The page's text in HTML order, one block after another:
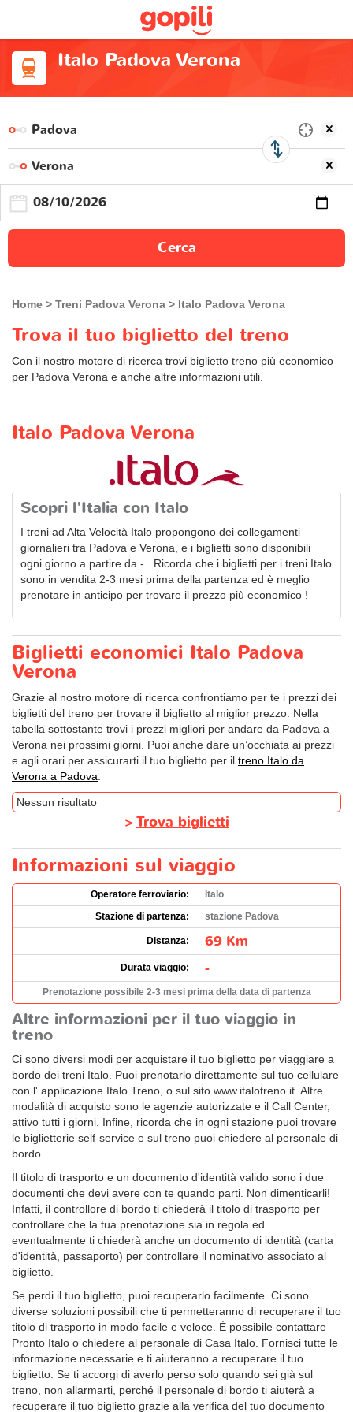
Italo Padova Verona
Cerca
Home Treni Padova Verona Italo Padova Verona
Trova il tuo biglietto del treno
Con il nostro motore di ricerca trovi biglietto treno più economico
per Padova Verona e anche altre informazioni utili.
Italo Padova Verona
Scopri l'Italia con Italo
I treni ad Alta Velocità Italo propongono dei collegamenti
giornalieri tra Padova e Verona, e i biglietti sono disponibili
ogni giorno a partire da - . Ricorda che i biglietti per i treni Italo
sono in vendita 2-3 mesi prima della partenza ed è meglio
prenotare in anticipo per trovare il prezzo più economico !
Biglietti economici Italo Padova
Verona
Grazie al nostro motore di ricerca confrontiamo per te i prezzi dei
biglietti del treno per trovare il biglietto al miglior prezzo. Nella
tabella sottostante trovi i prezzi migliori per andare da Padova a
Verona nei prossimi giorni. Puoi anche dare un’occhiata ai prezzi
e agli orari per assicurarti il tuo biglietto per il treno Italo da
Verona a Padova
Nessun risultato
>Trova biglietti
Informazioni sul viaggio
Operatore ferroviario:
Italo
Stazione di partenza:
stazione Padova
Distanza: 69 Km
Durata viaggio: -
Prenotazione possibile 2-3 mesi prima della data di partenza
Altre informazioni per il tuo viaggio in
treno
Ci sono diversi modi per acquistare il tuo biglietto per viaggiare a
bordo dei treni Italo. Puoi prenotarlo direttamente sul tuo cellulare
con l' applicazione Italo Treno, o sul sito www.italotreno.it. Altre
modalità di acquisto sono le agenzie autorizzate e il Call Center,
attivo tutti i giorni. Infine, ricorda che in ogni stazione puoi trovare
le biglietterie self-service e sul treno puoi chiedere al personale di
bordo.
Il titolo di trasporto e un documento d'identità valido sono i due
documenti che devi avere con te quando parti. Non dimenticarli!
Infatti, il controllore di bordo ti chiederà il titolo di trasporto per
controllare che la tua prenotazione sia in regola ed
eventualmente ti chiederà anche un documento di identità (carta
d'identità, passaporto) per controllare il nominativo associato al
biglietto.
Se perdi il tuo biglietto, puoi recuperarlo facilmente. Ci sono
diverse soluzioni possibili che ti permetteranno di recuperare il tuo
titolo di trasporto in modo facile e veloce. È possibile contattare
Pronto Italo o chiedere al personale di Casa Italo. Fornisci tutte le
informazione necessarie e ti aiuteranno a recuperare il tuo
biglietto. Se ti accorgi di averlo perso solo quando sei già sul
treno, non allarmarti, perché il personale di bordo ti aiuterà a
recuperare il tuo biglietto grazie alla verifica del tuo documento